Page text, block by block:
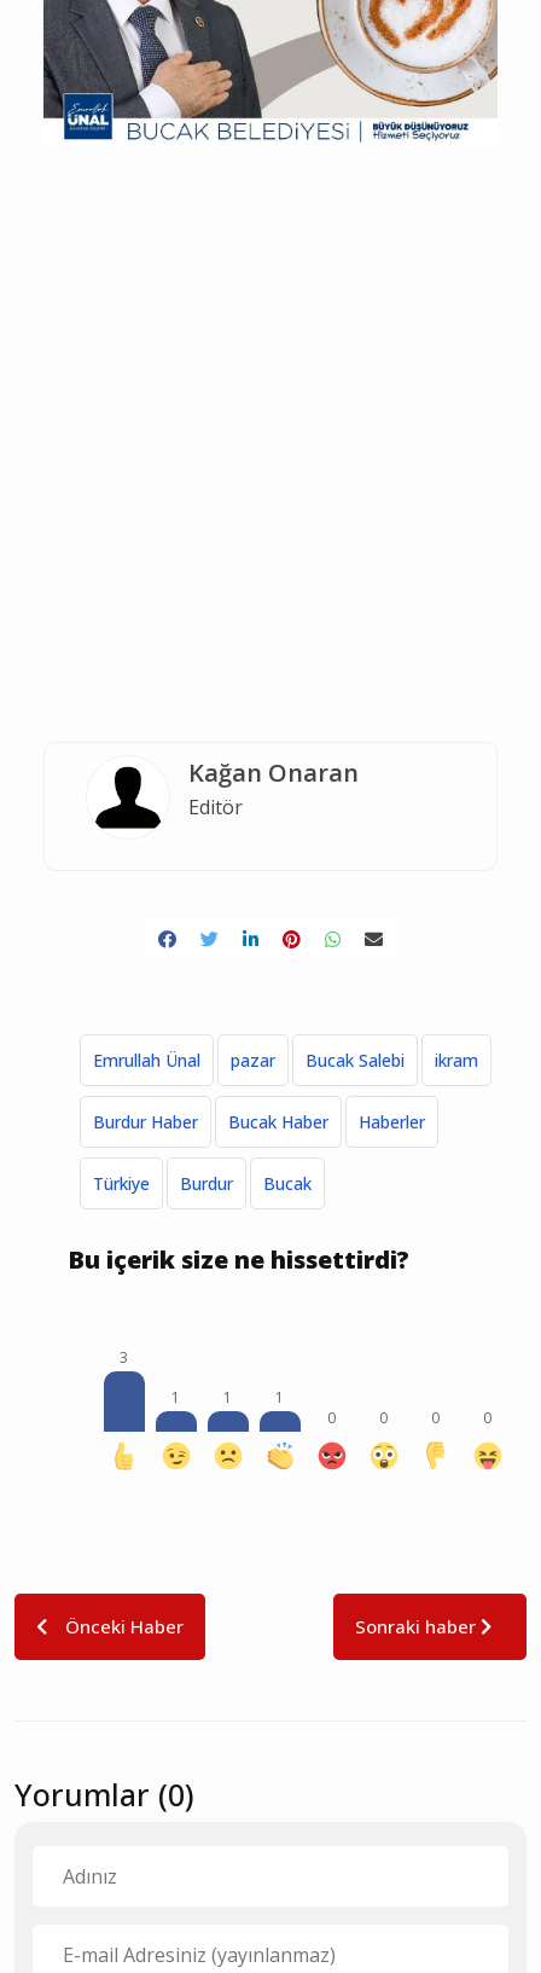
Kağan Onaran
Editör
Emrullah Ünal pazar Bucak Salebi ikram
Burdur Haber Bucak Haber Haberler
Türkiye Burdur Bucak
Bu içerik size ne hissettirdi?
3
1
1
1
0
0 0 0
Önceki Haber Sonraki haber
Yorumlar (0)